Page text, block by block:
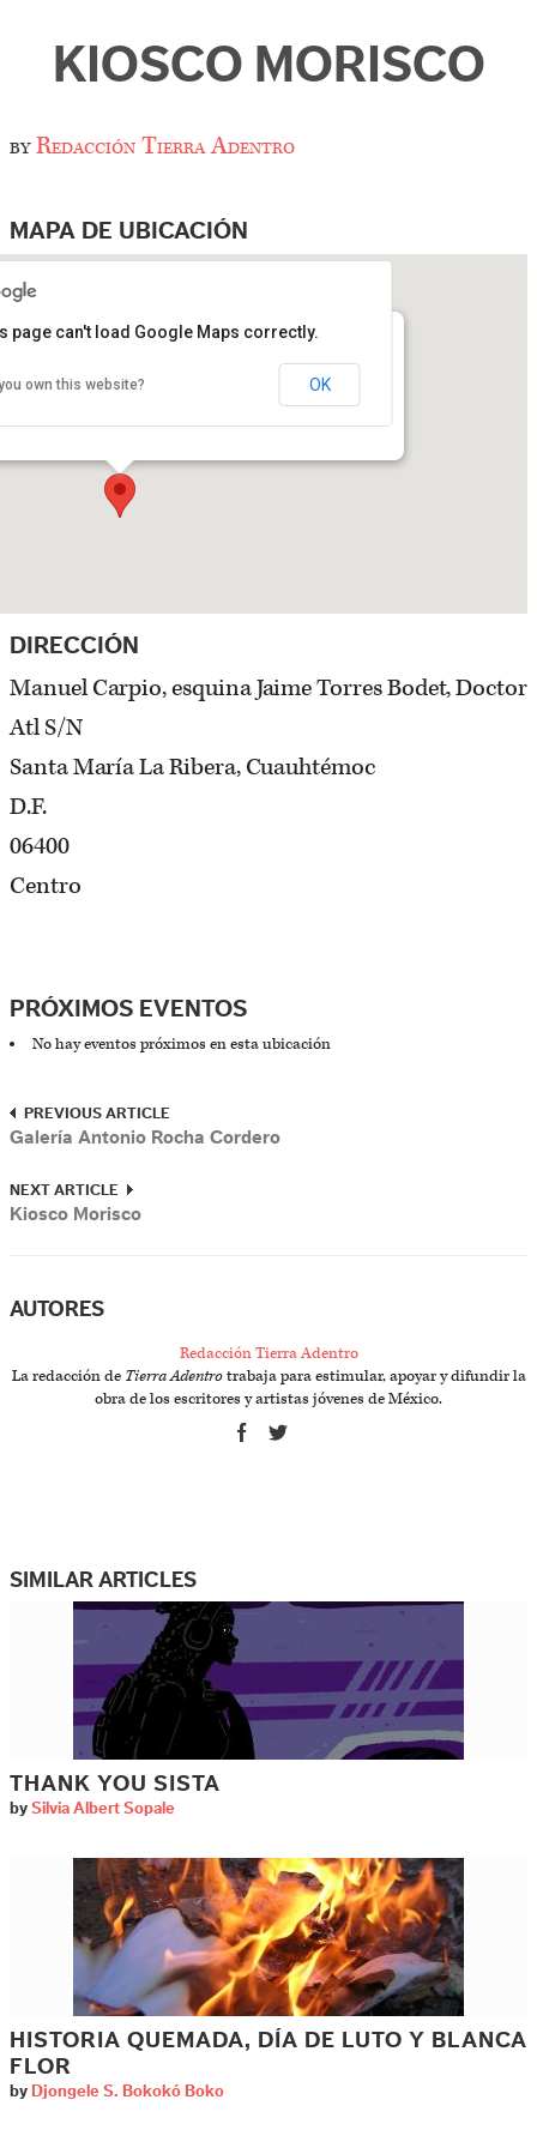
KIOSCO MORISCO
byRedacción Tierra Adentro
MAPA DE UBICACIÓN
Torres Bodet, Doctor Atl S/N - Santa María La Ribera,
page can't load Google Maps correctly.
own this website? OK
DIRECCIÓN
Manuel Carpio, esquina Jaime Torres Bodet, Doctor
Atl S/N
Santa María La Ribera, Cuauhtémoc
D.F.
06400
Centro
PRÓXIMOS EVENTOS
No hay eventos próximos en esta ubicación
PREVIOUS ARTICLE
Galería Antonio Rocha Cordero
NEXT ARTICLE
Kiosco Morisco
AUTORES
Redacción Tierra Adentro
La redacción de Tierra Adentrotrabaja para estimular, apoyar y difundir la
obra de los escritores y artistas jóvenes de México.
SIMILAR ARTICLES
THANK YOU SISTA
by Silvia Albert Sopale
HISTORIA QUEMADA, DÍA DE LUTO Y BLANCA
FLOR
by Djongele S. Bokokó Boko